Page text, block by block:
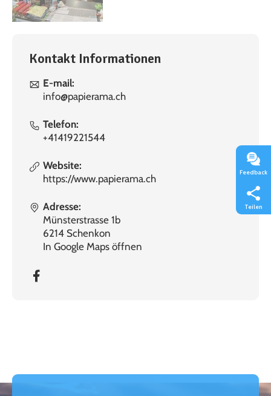
Kontakt Informationen
E-mail:
info@papierama.ch
Telefon:
+41419221544
Website:
https://www.papierama.ch
Adresse:
Münsterstrasse 1b
6214 Schenkon
In Google Maps öffnen
Feedback
Teilen